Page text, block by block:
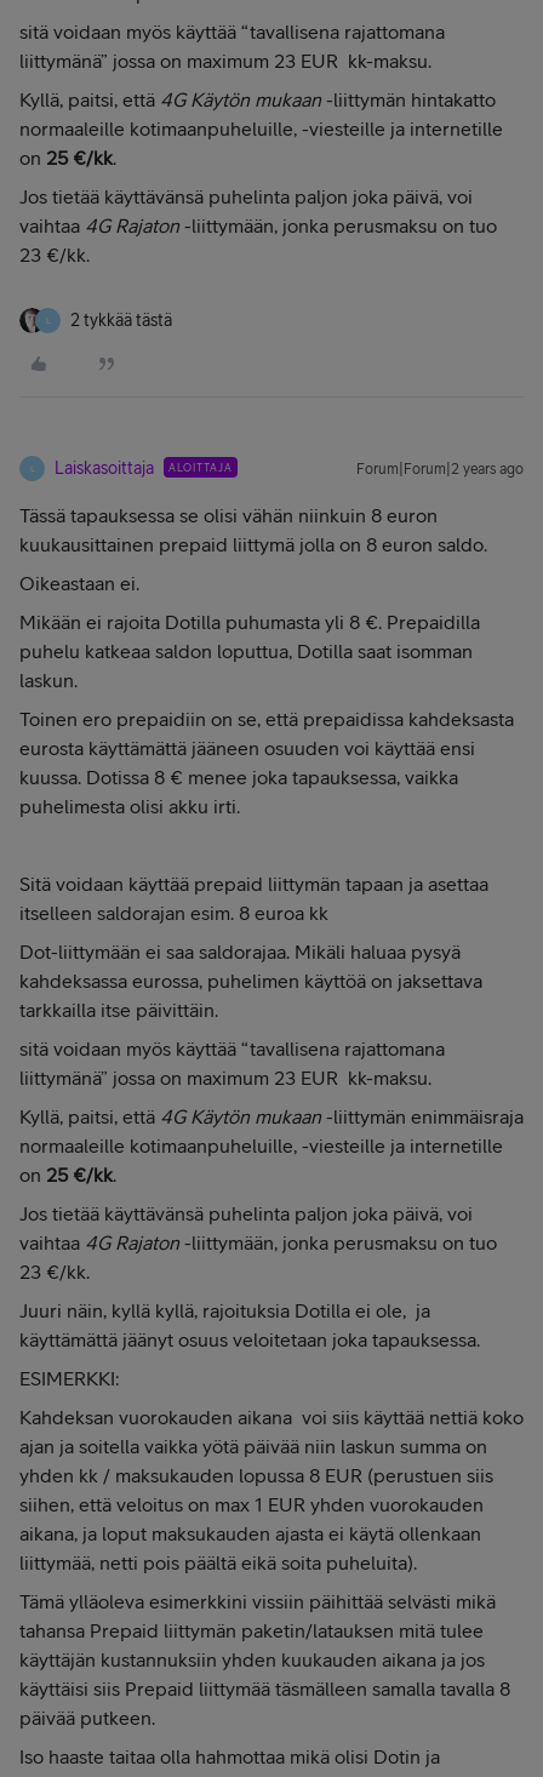
sitä voidaan myös käyttää “tavallisena rajattomana
liittymänä” jossa on maximum 23 EUR kk-maksu.
Kyllä, paitsi, että 4G Käytön mukaan-liittymän hintakatto
normaaleille kotimaanpuheluille, -viesteille ja internetille
on 25 €/kk.
Jos tietää käyttävänsä puhelinta paljon joka päivä, voi
vaihtaa 4G Rajaton-liittymään, jonka perusmaksu on tuo
23 €/kk.
L 2 tykkää tästä
L Laiskasoittaja ALOITTAJA Forum|Forum|2 years ago
Tässä tapauksessa se olisi vähän niinkuin 8 euron
kuukausittainen prepaid liittymä jolla on 8 euron saldo.
Oikeastaan ei.
Mikään ei rajoita Dotilla puhumasta yli 8 €. Prepaidilla
puhelu katkeaa saldon loputtua, Dotilla saat isomman
laskun.
Toinen ero prepaidiin on se, että prepaidissa kahdeksasta
eurosta käyttämättä jääneen osuuden voi käyttää ensi
kuussa. Dotissa 8 € menee joka tapauksessa, vaikka
puhelimesta olisi akku irti.
Sitä voidaan käyttää prepaid liittymän tapaan ja asettaa
itselleen saldorajan esim. 8 euroa kk
Dot-liittymään ei saa saldorajaa. Mikäli haluaa pysyä
kahdeksassa eurossa, puhelimen käyttöä on jaksettava
tarkkailla itse päivittäin.
sitä voidaan myös käyttää “tavallisena rajattomana
liittymänä” jossa on maximum 23 EUR kk-maksu.
Kyllä, paitsi, että 4G Käytön mukaan-liittymän enimmäisraja
normaaleille kotimaanpuheluille, -viesteille ja internetille
on 25 €/kk.
Jos tietää käyttävänsä puhelinta paljon joka päivä, voi
vaihtaa 4G Rajaton-liittymään, jonka perusmaksu on tuo
23 €/kk.
Juuri näin, kyllä kyllä, rajoituksia Dotilla ei ole, ja
käyttämättä jäänyt osuus veloitetaan joka tapauksessa.
ESIMERKKI:
Kahdeksan vuorokauden aikana voi siis käyttää nettiä koko
ajan ja soitella vaikka yötä päivää niin laskun summa on
yhden kk / maksukauden lopussa 8 EUR (perustuen siis
siihen, että veloitus on max 1 EUR yhden vuorokauden
aikana, ja loput maksukauden ajasta ei käytä ollenkaan
liittymää, netti pois päältä eikä soita puheluita).
Tämä ylläoleva esimerkkini vissiin päihittää selvästi mikä
tahansa Prepaid liittymän paketin/latauksen mitä tulee
käyttäjän kustannuksiin yhden kuukauden aikana ja jos
käyttäisi siis Prepaid liittymää täsmälleen samalla tavalla 8
päivää putkeen.
Iso haaste taitaa olla hahmottaa mikä olisi Dotin ja